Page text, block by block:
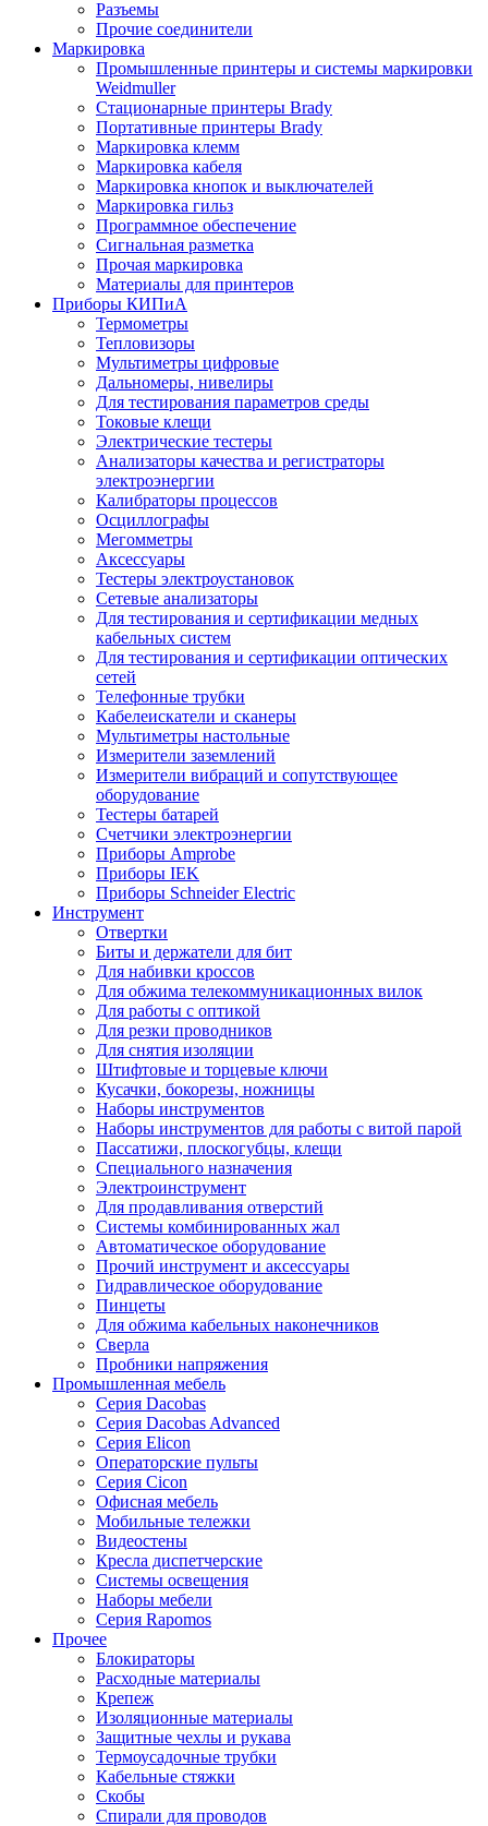
Разъемы
Прочие соединители
Маркировка
Промышленные принтеры и системы маркировки
Weidmuller
Стационарные принтеры Brady
Портативные принтеры Brady
Маркировка клемм
Маркировка кабеля
Маркировка кнопок и выключателей
Маркировка гильз
Программное обеспечение
Сигнальная разметка
Прочая маркировка
Материалы для принтеров
Приборы КИПиА
Термометры
Тепловизоры
Мультиметры цифровые
Дальномеры, нивелиры
Для тестирования параметров среды
Токовые клещи
Электрические тестеры
Анализаторы качества и регистраторы
электроэнергии
Калибраторы процессов
Осциллографы
Мегомметры
Аксессуары
Тестеры электроустановок
Сетевые анализаторы
Для тестирования и сертификации медных
кабельных систем
Для тестирования и сертификации оптических
сетей
Телефонные трубки
Кабелеискатели и сканеры
Мультиметры настольные
Измерители заземлений
Измерители вибраций и сопутствующее
оборудование
Тестеры батарей
Счетчики электроэнергии
Приборы Amprobe
Приборы IEK
Приборы Schneider Electric
Инструмент
Отвертки
Биты и держатели для бит
Для набивки кроссов
Для обжима телекоммуникационных вилок
Для работы с оптикой
Для резки проводников
Для снятия изоляции
Штифтовые и торцевые ключи
Кусачки, бокорезы, ножницы
Наборы инструментов
Наборы инструментов для работы с витой парой
Пассатижи, плоскогубцы, клещи
Специального назначения
Электроинструмент
Для продавливания отверстий
Системы комбинированных жал
Автоматическое оборудование
Прочий инструмент и аксессуары
Гидравлическое оборудование
Пинцеты
Для обжима кабельных наконечников
Сверла
Пробники напряжения
Промышленная мебель
Серия Dacobas
Серия Dacobas Advanced
Серия Elicon
Операторские пульты
Серия Cicon
Офисная мебель
Мобильные тележки
Видеостены
Кресла диспетчерские
Системы освещения
Наборы мебели
Серия Rapomos
Прочее
Блокираторы
Расходные материалы
Крепеж
Изоляционные материалы
Защитные чехлы и рукава
Термоусадочные трубки
Кабельные стяжки
Скобы
Спирали для проводов